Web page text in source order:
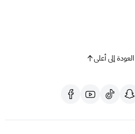
العودة إلى أعلى